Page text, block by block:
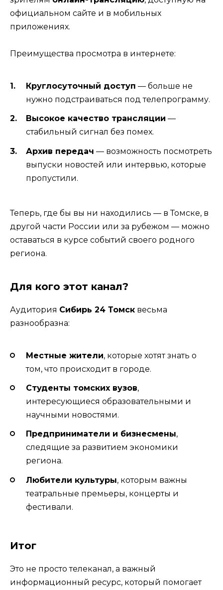
официальном сайте и в мобильных
приложениях.
Преимущества просмотра в интернете:
Круглосуточный доступ — больше не
нужно подстраиваться под телепрограмму.
Высокое качество трансляции —
стабильный сигнал без помех.
Архив передач — возможность посмотреть
выпуски новостей или интервью, которые
пропустили.
Теперь, где бы вы ни находились — в Томске, в
другой части России или за рубежом — можно
оставаться в курсе событий своего родного
региона.
Для кого этот канал?
Аудитория Сибирь 24 Томск весьма
разнообразна:
Местные жители, которые хотят знать о
том, что происходит в городе.
Студенты томских вузов,
интересующиеся образовательными и
научными новостями.
Предприниматели и бизнесмены,
следящие за развитием экономики
региона.
Любители культуры, которым важны
театральные премьеры, концерты и
фестивали.
Итог
Это не просто телеканал, а важный
информационный ресурс, который помогает